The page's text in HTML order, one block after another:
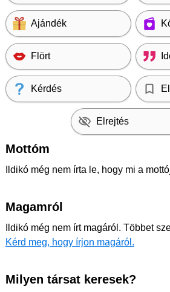
Ajándék
Flört
Kérdés
Elrejtés
Mottóm
Ildikó még nem írta le, hogy mi a
Magamról
Ildikó még nem írt magáról. Többet
Kérd meg, hogy írjon magáról.
Milyen társat keresek?